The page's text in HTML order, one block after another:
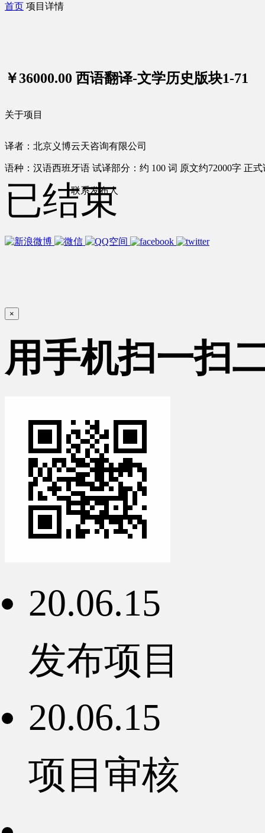
首页 项目详情
￥36000.00 西语翻译-文学历史版块1-71
关于项目
译者：北京义博云天咨询有限公司
语种：汉语西班牙语 试译部分：约 100 词 原文约72000字 正式
联系发布人
已结束
×
用手机扫一扫
20.06.15
发布项目
20.06.15
项目审核